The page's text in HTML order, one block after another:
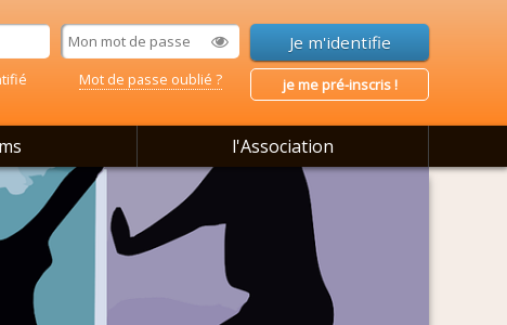
Mot de passe oublié ? je me pré-inscris !
l'Association